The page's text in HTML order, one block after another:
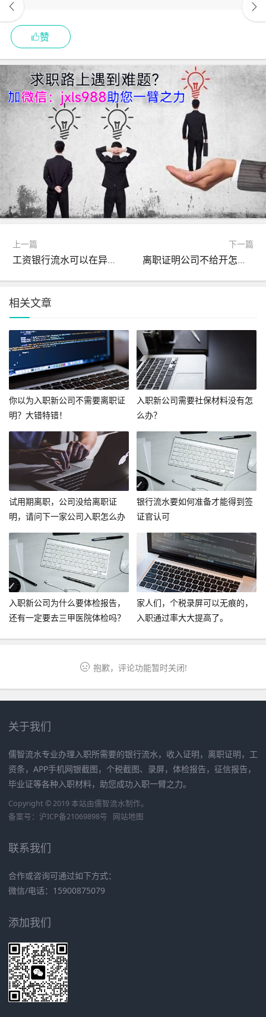
赞
上一篇
工资银行流水可以在异地银行打印吗？
下一篇
离职证明公司不给开怎么办？
相关文章
你以为入职新公司不需要离职证
明？大错特错！
入职新公司需要社保材料没有怎
么办？
试用期离职，公司没给离职证
明，请问下一家公司入职怎么办
呢？
银行流水要如何准备才能得到签
证官认可
入职新公司为什么要体检报告，
还有一定要去三甲医院体检吗？
家人们，个税录屏可以无痕的，
入职通过率大大提高了。
抱歉，评论功能暂时关闭!
关于我们
儒智流水专业办理入职所需要的银行流水，收入证明，离职证明，工
资条，APP手机网银截图，个税截图、录屏，体检报告，征信报告，
毕业证等各种入职材料，助您成功入职一臂之力。
Copyright © 2019 本站由儒智流水制作。
备案号： 沪ICP备21069898号 网站地图
联系我们
合作或咨询可通过如下方式：
微信/电话：15900875079
添加我们